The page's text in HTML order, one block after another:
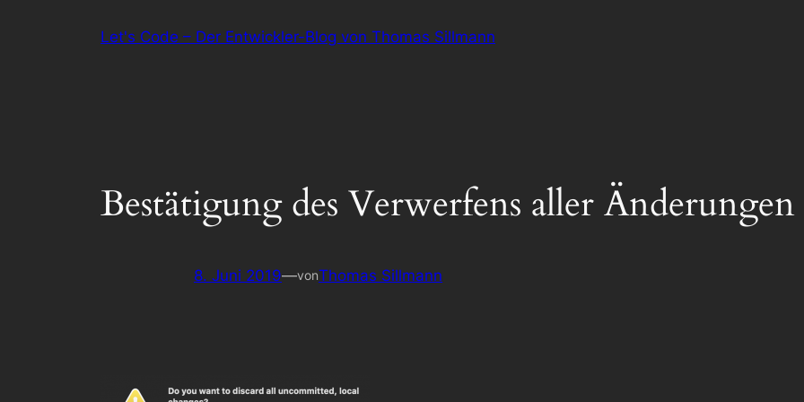
Let's Code – Der Entwickler-Blog von Thomas Sillmann
Bestätigung des Verwerfens aller Änderungen
8. Juni 2019—vonThomas Sillmann